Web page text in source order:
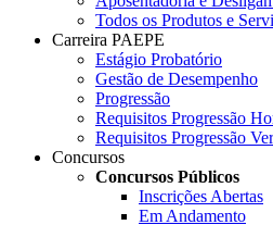
Todos os Produtos e
Carreira PAEPE
Estágio Probatório
Gestão de Desempenho
Progressão
Requisitos Progressão
Requisitos Progressão
Concursos
Concursos Públicos
Inscrições Abertas
Em Andamento